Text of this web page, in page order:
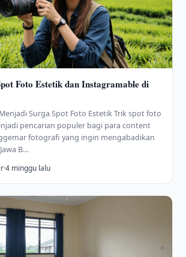
Foto Estetik dan Instagramable di
Surga Spot Foto Estetik Trik spot foto
pencarian populer bagi para content
fotografi yang ingin mengabadikan
B…
·4 minggu lalu